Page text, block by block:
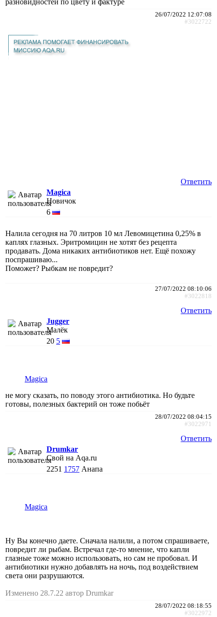
26/07/2022 12:07:08
#3022722
Ответить
Magica
Новичок
6
Налила сегодня на 70 литров 10 мл Левомицетина 0,25% в
каплях глазных. Эритромицин не хотят без рецепта
продавать. Дома никаких антибиотиков нет. Ещё похожу
поспрашиваю...
Поможет? Рыбкам не повредит?
27/07/2022 08:10:06
#3022818
Ответить
Jugger
Малёк
20 5
Magica
не могу сказать, по поводу этого антибиотика. Но будьте
готовы, полезных бактерий он тоже побьёт
28/07/2022 08:04:15
#3022971
Ответить
Drumkar
Свой на Aqa.ru
2251 1757 Анапа
Magica
Ну Вы конечно даете. Сначала налили, а потом спрашиваете,
повредит ли рыбам. Встречал где-то мнение, что капли
глазные тоже можно использовать, но сам не пробовал. И
антибиотики нужно добавлять на ночь, под воздействием
света они разрушаются.
Изменено 28.7.22 автор Drumkar
28/07/2022 08:18:55
#3022972